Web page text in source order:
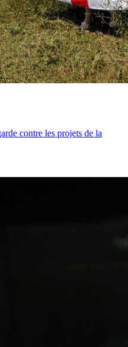
contre les projets de la